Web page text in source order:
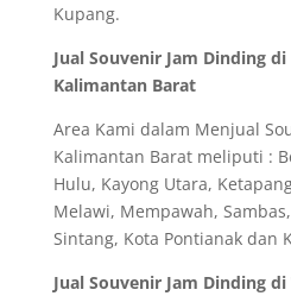
Kupang.
Jual Souvenir Jam Dinding
Kalimantan Barat
Area Kami dalam Menjual
Kalimantan Barat meliputi :
Hulu, Kayong Utara,
Melawi, Mempawah,
Sintang, Kota Pontianak dan
Jual Souvenir Jam Dinding